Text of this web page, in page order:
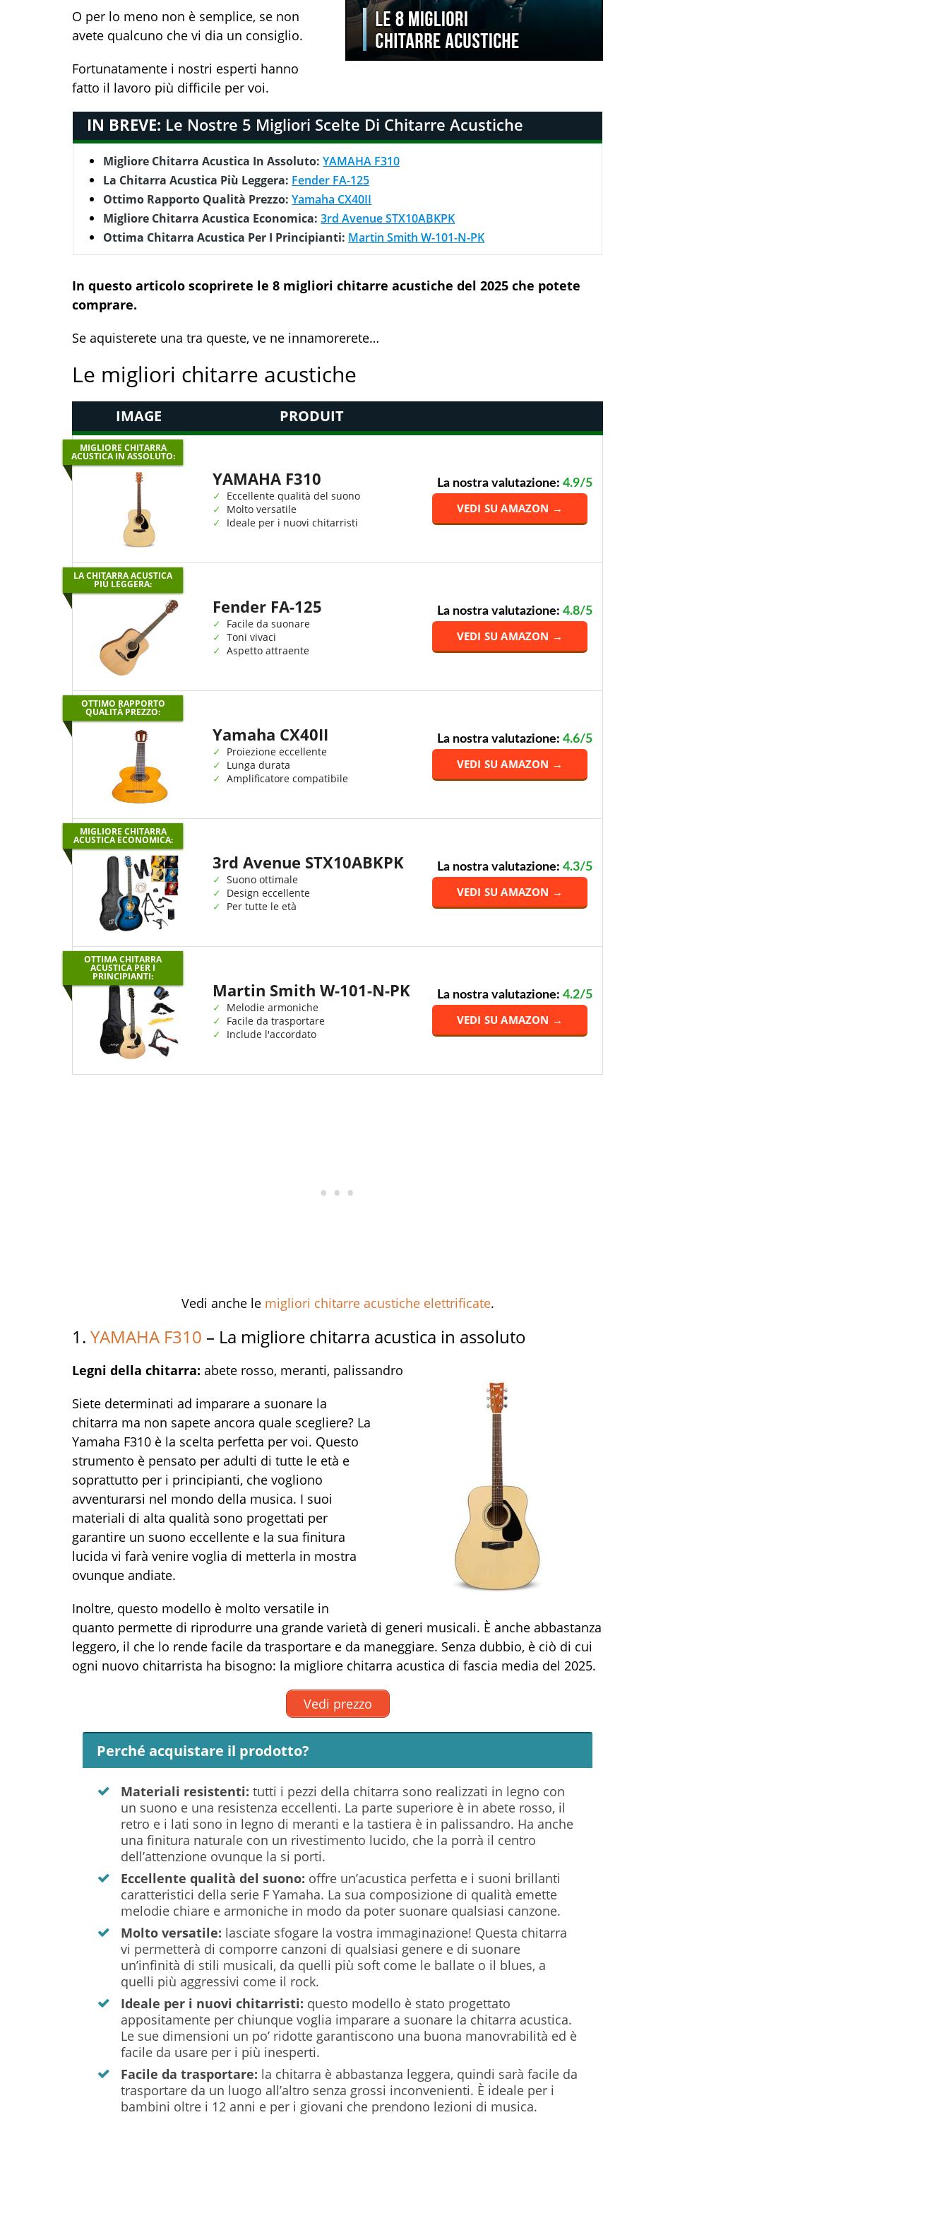
O per lo meno non è semplice, se non
avete qualcuno che vi dia un consiglio.
Fortunatamente i nostri esperti hanno
fatto il lavoro più difficile per voi.
IN BREVE: Le Nostre 5 Migliori Scelte Di Chitarre Acustiche
Migliore Chitarra Acustica In Assoluto:YAMAHA F310
La Chitarra Acustica Più Leggera: Fender FA-125
Ottimo Rapporto Qualità Prezzo:Yamaha CX40II
Migliore Chitarra Acustica Economica:3rd Avenue STX10ABKPK
Ottima Chitarra Acustica Per I Principianti: Martin Smith W-101-N-PK
In questo articolo scoprirete le 8 migliori chitarre acustiche del 2025 che potete
comprare.
Se aquisterete una tra queste, ve ne innamorerete…
Le migliori chitarre acustiche
IMAGE PRODUIT
MIGLIORE CHITARRA
ACUSTICA IN ASSOLUTO:
YAMAHA F310
Eccellente qualità del suono
Molto versatile
Ideale per i nuovi chitarristi
La nostra valutazione: 4.9/5
VEDI SU AMAZON →
LA CHITARRA ACUSTICA
PIÙ LEGGERA:
Fender FA-125
Facile da suonare
Toni vivaci
Aspetto attraente
La nostra valutazione: 4.8/5
VEDI SU AMAZON →
OTTIMO RAPPORTO
QUALITÀ PREZZO:
Yamaha CX40II
Proiezione eccellente
Lunga durata
Amplificatore compatibile
La nostra valutazione: 4.6/5
VEDI SU AMAZON →
MIGLIORE CHITARRA
ACUSTICA ECONOMICA:
3rd Avenue STX10ABKPK
Suono ottimale
Design eccellente
Per tutte le età
La nostra valutazione: 4.3/5
VEDI SU AMAZON →
OTTIMA CHITARRA
ACUSTICA PER I
PRINCIPIANTI:
Martin Smith W-101-N-PK
Melodie armoniche
Facile da trasportare
Include l'accordato
La nostra valutazione: 4.2/5
VEDI SU AMAZON →
Vedi anche le migliori chitarre acustiche elettrificate.
1. YAMAHA F310 – La migliore chitarra acustica in assoluto
Legni della chitarra: abete rosso, meranti, palissandro
Siete determinati ad imparare a suonare la
chitarra ma non sapete ancora quale scegliere? La
Yamaha F310 è la scelta perfetta per voi. Questo
strumento è pensato per adulti di tutte le età e
soprattutto per i principianti, che vogliono
avventurarsi nel mondo della musica. I suoi
materiali di alta qualità sono progettati per
garantire un suono eccellente e la sua finitura
lucida vi farà venire voglia di metterla in mostra
ovunque andiate.
Inoltre, questo modello è molto versatile in
quanto permette di riprodurre una grande varietà di generi musicali. È anche abbastanza
leggero, il che lo rende facile da trasportare e da maneggiare. Senza dubbio, è ciò di cui
ogni nuovo chitarrista ha bisogno: la migliore chitarra acustica di fascia media del 2025.
Vedi prezzo
Perché acquistare il prodotto?
Materiali resistenti:tutti i pezzi della chitarra sono realizzati in legno con
un suono e una resistenza eccellenti. La parte superiore è in abete rosso, il
retro e i lati sono in legno di meranti e la tastiera è in palissandro. Ha anche
una finitura naturale con un rivestimento lucido, che la porrà il centro
dell’attenzione ovunque la si porti.
Eccellente qualità del suono: offre un’acustica perfetta e i suoni brillanti
caratteristici della serie F Yamaha. La sua composizione di qualità emette
melodie chiare e armoniche in modo da poter suonare qualsiasi canzone.
Molto versatile: lasciate sfogare la vostra immaginazione! Questa chitarra
vi permetterà di comporre canzoni di qualsiasi genere e di suonare
un’infinità di stili musicali, da quelli più soft come le ballate o il blues, a
quelli più aggressivi come il rock.
Ideale per i nuovi chitarristi: questo modello è stato progettato
appositamente per chiunque voglia imparare a suonare la chitarra acustica.
Le sue dimensioni un po’ ridotte garantiscono una buona manovrabilità ed è
facile da usare per i più inesperti.
Facile da trasportare: la chitarra è abbastanza leggera, quindi sarà facile da
trasportare da un luogo all’altro senza grossi inconvenienti. È ideale per i
bambini oltre i 12 anni e per i giovani che prendono lezioni di musica.